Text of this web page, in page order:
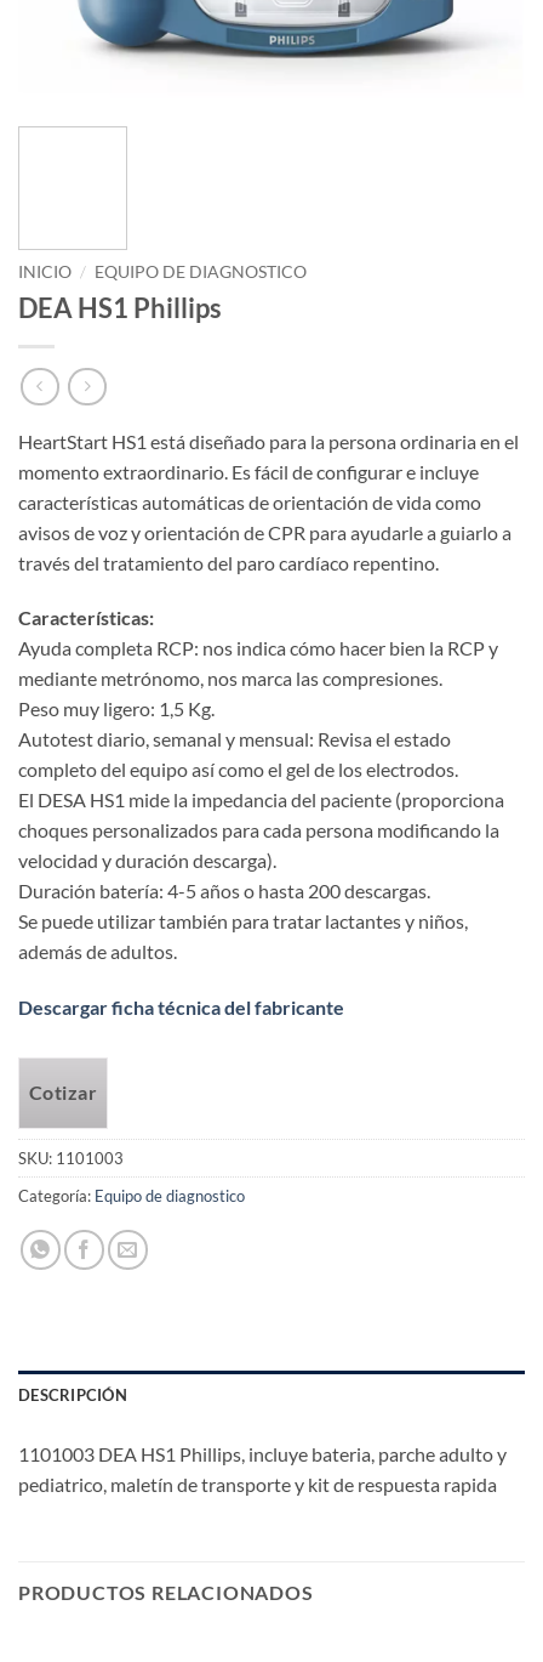
INICIO / EQUIPO DE DIAGNOSTICO
DEA HS1 Phillips
HeartStart HS1 está diseñado para la persona ordinaria en el
momento extraordinario. Es fácil de configurar e incluye
características automáticas de orientación de vida como
avisos de voz y orientación de CPR para ayudarle a guiarlo a
través del tratamiento del paro cardíaco repentino.
Características:
Ayuda completa RCP: nos indica cómo hacer bien la RCP y
mediante metrónomo, nos marca las compresiones.
Peso muy ligero: 1,5 Kg.
Autotest diario, semanal y mensual: Revisa el estado
completo del equipo así como el gel de los electrodos.
El DESA HS1 mide la impedancia del paciente (proporciona
choques personalizados para cada persona modificando la
velocidad y duración descarga).
Duración batería: 4-5 años o hasta 200 descargas.
Se puede utilizar también para tratar lactantes y niños,
además de adultos.
Descargar ficha técnica del fabricante
Cotizar
SKU: 1101003
Categoría: Equipo de diagnostico
DESCRIPCIÓN
1101003 DEA HS1 Phillips, incluye bateria, parche adulto y
pediatrico, maletín de transporte y kit de respuesta rapida
PRODUCTOS RELACIONADOS